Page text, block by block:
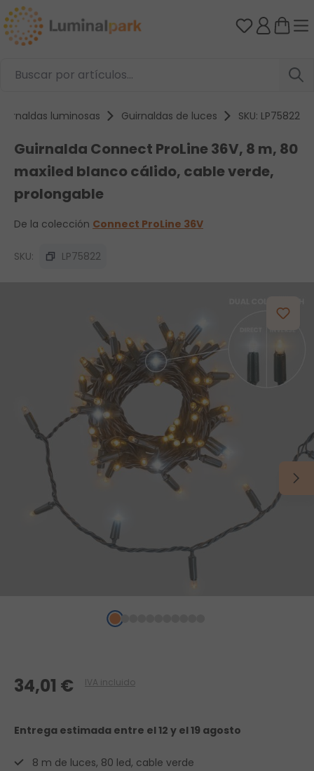
Saltar al contenido principal Tienes 0
luminosas Guirnaldas de luces SKU: LP75822
Guirnalda Connect ProLine 36V, 8 m, 80
maxiled blanco cálido, cable verde,
prolongable
De la colección Connect ProLine 36V
SKU: LP75822
34,01 € IVA incluido
Entrega estimada entre el 12 y el 19 agosto
8 m de luces, 80 led, cable verde